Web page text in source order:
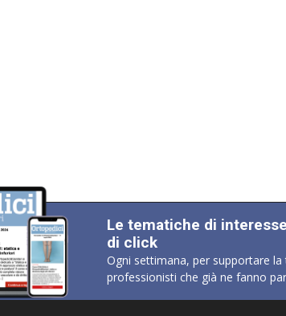
Le tematiche di
di click
Ogni settimana, per supportare
professionisti che già ne fanno